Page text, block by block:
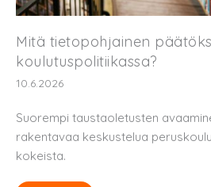
Mitä tietopohjainen
koulutuspolitiikassa?
10.6.2026
Suorempi taustaoletusten
rakentavaa keskustelua
kokeista.